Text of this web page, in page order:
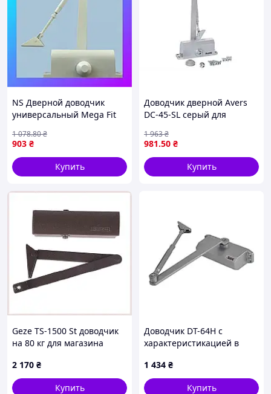
NS Дверной доводчик
универсальный Mega Fit
надежный механизм для
плавного закрывания
Nes22/Q
903 ₴
1 078.80₴
Купить
Доводчик дверной Avers
DC-45-SL серый для
дверей в офисе и доме
981.50 ₴
1 963₴
Купить
Geze TS-1500 St доводчик
на 80 кг для магазина
2 170 ₴
Купить
Доводчик DT-64H с
характеристикацией в
усилие 65-85 кг размер
223x45x72, серебро
1 434 ₴
Купить